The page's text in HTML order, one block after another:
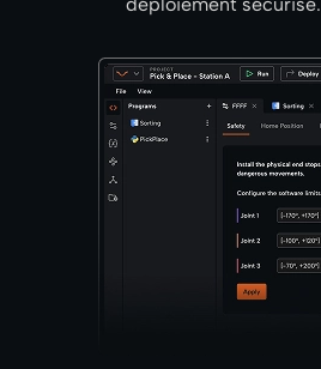
déploiement sécurisé.